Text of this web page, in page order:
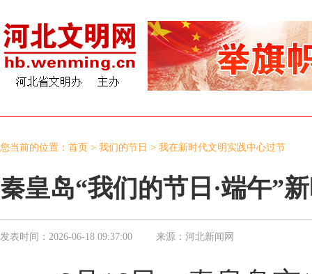
您当前的位置： 首页 > 我们的节日 > 我在新时代文明实践中心过节
秦皇岛“我们的节日·端午”
发表时间： 2026-06-18 09:37:00 来源： 河北新闻网